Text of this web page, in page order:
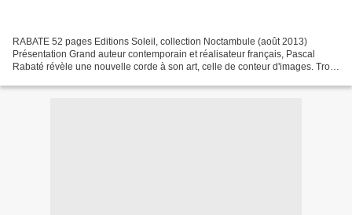
RABATE 52 pages Editions Soleil, collection Noctambule (août 2013)
Présentation Grand auteur contemporain et réalisateur français, Pascal
Rabaté révèle une nouvelle corde à son art, celle de conteur d'images. Trois